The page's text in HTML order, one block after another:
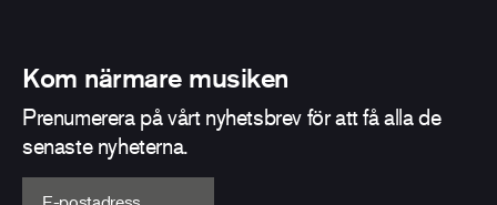
Kom närmare musiken
Prenumerera på vårt nyhetsbrev för att få alla de
senaste nyheterna.
E-postadress